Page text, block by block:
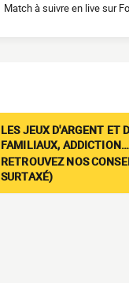
Match à suivre en live sur
LES JEUX D'ARGENT ET
FAMILIAUX, ADDICTION…
RETROUVEZ NOS
SURTAXÉ)